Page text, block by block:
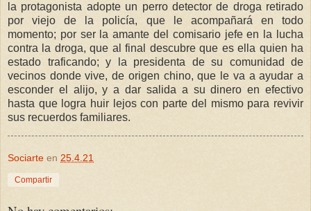
la protagonista adopte un perro detector de droga retirado
por viejo de la policía, que le acompañará en todo
momento; por ser la amante del comisario jefe en la lucha
contra la droga, que al final descubre que es ella quien ha
estado traficando; y la presidenta de su comunidad de
vecinos donde vive, de origen chino, que le va a ayudar a
esconder el alijo, y a dar salida a su dinero en efectivo
hasta que logra huir lejos con parte del mismo para revivir
sus recuerdos familiares.
Sociarte en 25.4.21
Compartir